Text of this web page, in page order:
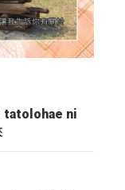
tatolohae ni